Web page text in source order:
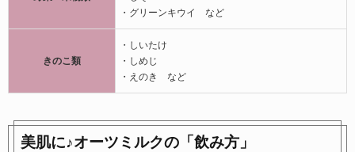
・グリーンキウイ など
きのこ類
・しいたけ
・しめじ
・えのき など
美肌に♪オーツミルクの「飲み方」